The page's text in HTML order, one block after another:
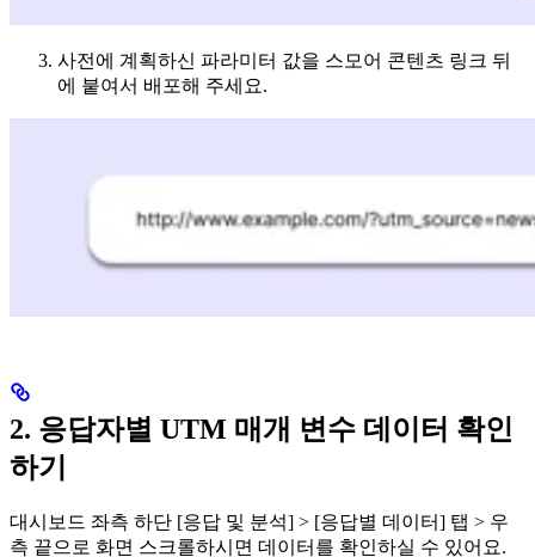
사전에 계획하신 파라미터 값을 스모어 콘텐츠 링크 뒤
에 붙여서 배포해 주세요.
2. 응답자별 UTM 매개 변수 데이터 확인
하기
대시보드 좌측 하단 [응답 및 분석] > [응답별 데이터] 탭 > 우
측 끝으로 화면 스크롤하시면 데이터를 확인하실 수 있어요.